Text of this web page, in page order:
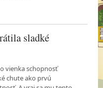
sladké
vienka schopnosť
chute ako prvú